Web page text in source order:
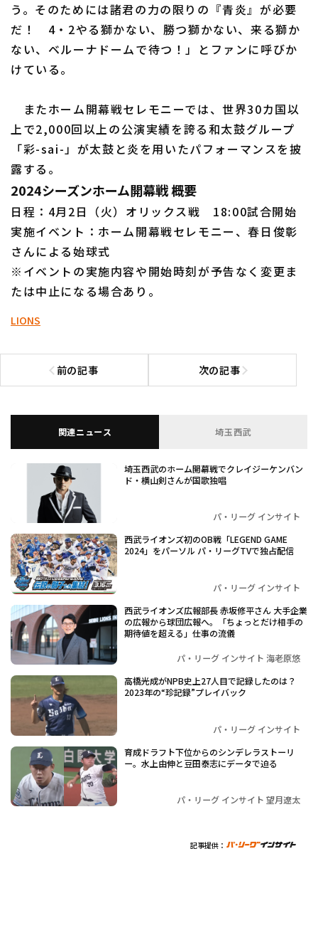
（別ウィンドウで開く） よくある質問
特定商取引法の表示 アルバイト募集 （別ウィンドウで開く
う。そのためには諸君の力の限りの『青炎』が必要
だ！ 4・2やる獅かない、勝つ獅かない、来る獅か
ない、ベルーナドームで待つ！」とファンに呼びか
けている。
またホーム開幕戦セレモニーでは、世界30カ国以
上で2,000回以上の公演実績を誇る和太鼓グループ
「彩-sai-」が太鼓と炎を用いたパフォーマンスを披
露する。
2024シーズンホーム開幕戦 概要
日程：4月2日（火）オリックス戦 18:00試合開始
実施イベント：ホーム開幕戦セレモニー、春日俊彰
さんによる始球式
※イベントの実施内容や開始時刻が予告なく変更ま
たは中止になる場合あり。
LIONS
前の記事
前の記事へ 次の記事次の記事へ
関連ニュース 埼玉西武
埼玉西武のホーム開幕戦でクレイジーケンバン
ド・横山剣さんが国歌独唱
パ・リーグ インサイト
西武ライオンズ初のOB戦「LEGEND GAME
2024」をパーソル パ・リーグTVで独占配信
パ・リーグ インサイト
西武ライオンズ広報部長 赤坂修平さん 大手企業
の広報から球団広報へ。「ちょっとだけ相手の
期待値を超える」仕事の流儀
パ・リーグ インサイト 海老原悠
高橋光成がNPB史上27人目で記録したのは？
2023年の“珍記録”プレイバック
パ・リーグ インサイト
育成ドラフト下位からのシンデレラストーリ
ー。水上由伸と豆田泰志にデータで迫る
パ・リーグ インサイト 望月遼太
記事提供：